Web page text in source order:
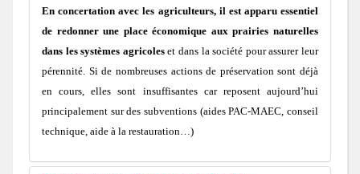
En concertation avec les agriculteurs, il est apparu essentiel
de redonner une place économique aux prairies naturelles
dans les systèmes agricoleset dans la société pour assurer leur
pérennité. Si de nombreuses actions de préservation sont déjà
en cours, elles sont insuffisantes car reposent aujourd’hui
principalement sur des subventions (aides PAC-MAEC, conseil
technique, aide à la restauration…)